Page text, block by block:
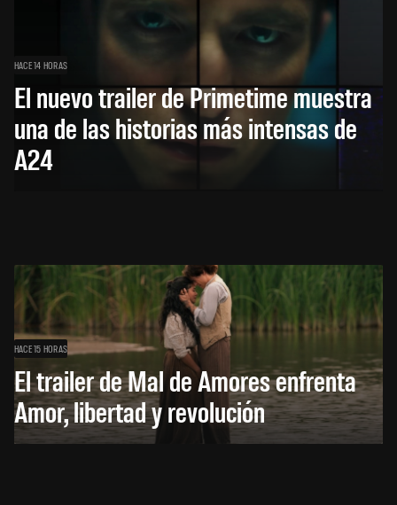
HACE 14 HORAS
El nuevo trailer de Primetime muestra
una de las historias más intensas de
A24
HACE 15 HORAS
El trailer de Mal de Amores enfrenta
Amor, libertad y revolución